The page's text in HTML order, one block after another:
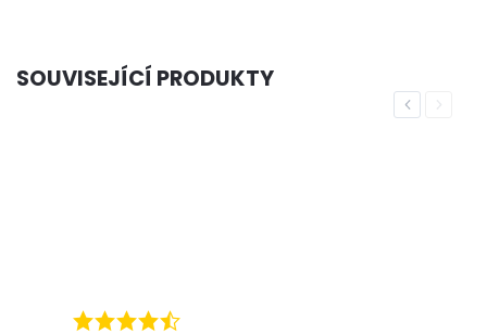
SOUVISEJÍCÍ PRODUKTY
PreviousNext